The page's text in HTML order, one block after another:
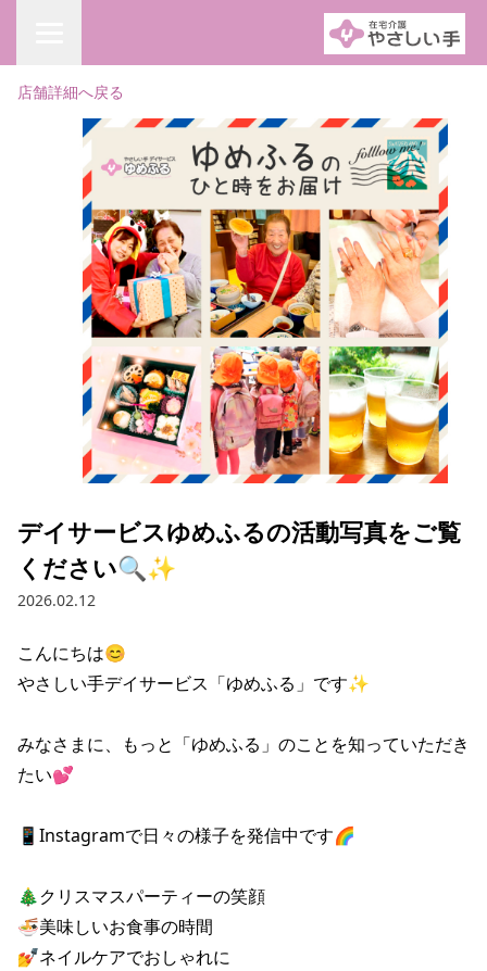
店舗詳細へ戻る
デイサービスゆめふるの活動写真をご覧
ください🔍✨
2026.02.12
こんにちは😊
やさしい手デイサービス「ゆめふる」です✨
みなさまに、もっと「ゆめふる」のことを知っていただき
たい💕
📱Instagramで日々の様子を発信中です🌈
🎄クリスマスパーティーの笑顔
🍜美味しいお食事の時間
💅ネイルケアでおしゃれに